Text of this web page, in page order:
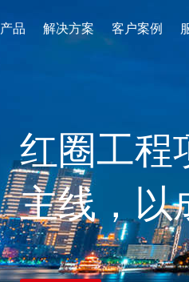
产品 解决方案 客户案例
红圈工程
主线，以